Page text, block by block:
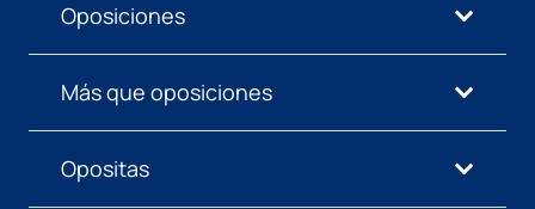
Oposiciones
Más que oposiciones
Opositas